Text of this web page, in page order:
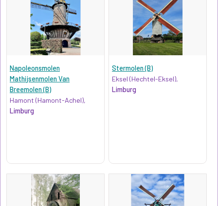
Napoleonsmolen
Mathijsenmolen Van
Breemolen (B)
Hamont (Hamont-Achel),
Limburg
Stermolen (B)
Eksel (Hechtel-Eksel),
Limburg